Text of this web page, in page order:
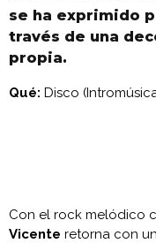
se ha exprimido
través de una
propia.
Qué: Disco
Con el rock melódico
Vicente retorna con